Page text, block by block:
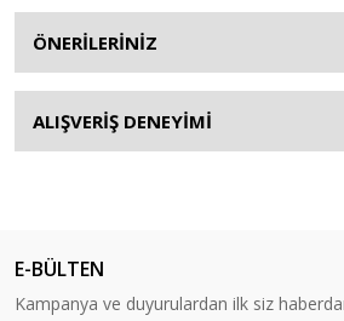
ÖNERİLERİNİZ
ALIŞVERİŞ DENEYİMİ
E-BÜLTEN
Kampanya ve duyurulardan ilk siz